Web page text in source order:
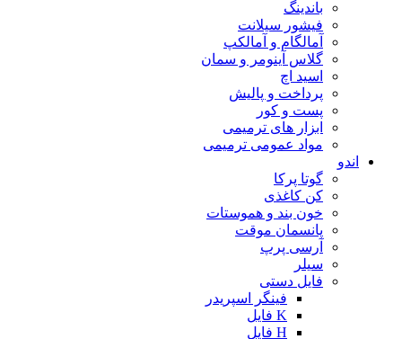
باندینگ
فیشور سیلانت
آمالگام و آمالکپ
گلاس آینومر و سمان
اسید اچ
پرداخت و پالیش
پست و کور
ابزار های ترمیمی
مواد عمومی ترمیمی
اندو
گوتا پرکا
کن کاغذی
خون بند و هموستات
پانسمان موقت
آرسی پرپ
سیلر
فایل دستی
فینگر اسپریدر
K فایل
H فایل